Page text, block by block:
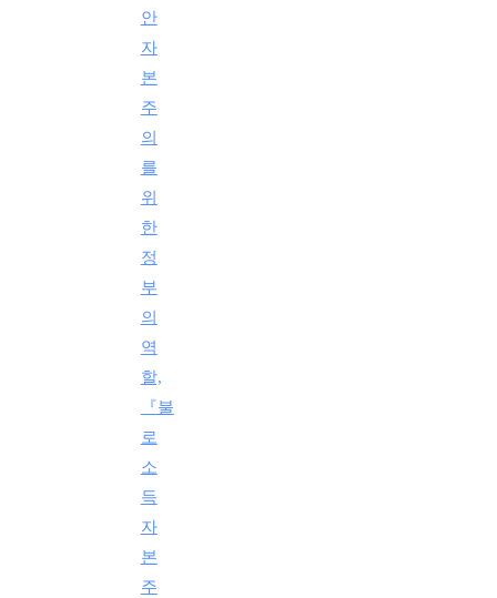
안
자
본
주
의
를
위
한
정
부
의
역
할,
『불
로
소
득
자
본
주